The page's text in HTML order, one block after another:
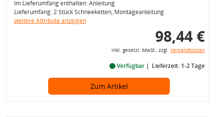
Im Lieferumfang enthalten: Anleitung
Lieferumfang: 2 Stück Schneeketten, Montageanleitung
weitere Attribute anzeigen
98,44 €
inkl. gesetzl. MwSt., zzgl. Versandkosten
Verfügbar Lieferzeit: 1-2 Tage
Zum Artikel